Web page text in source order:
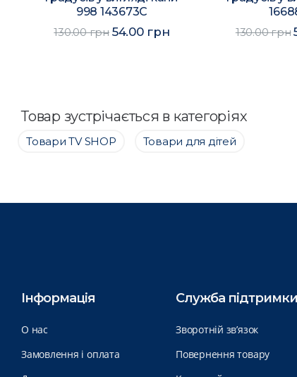
998 143673C
130.00 грн 54.00 грн
130.00 грн
Товар зустрічається в категоріях
Товари ТV SHOP Товари для дітей
Інформація
О нас
Замовлення і оплата
Служба підтримки
Зворотній зв’язок
Повернення товару